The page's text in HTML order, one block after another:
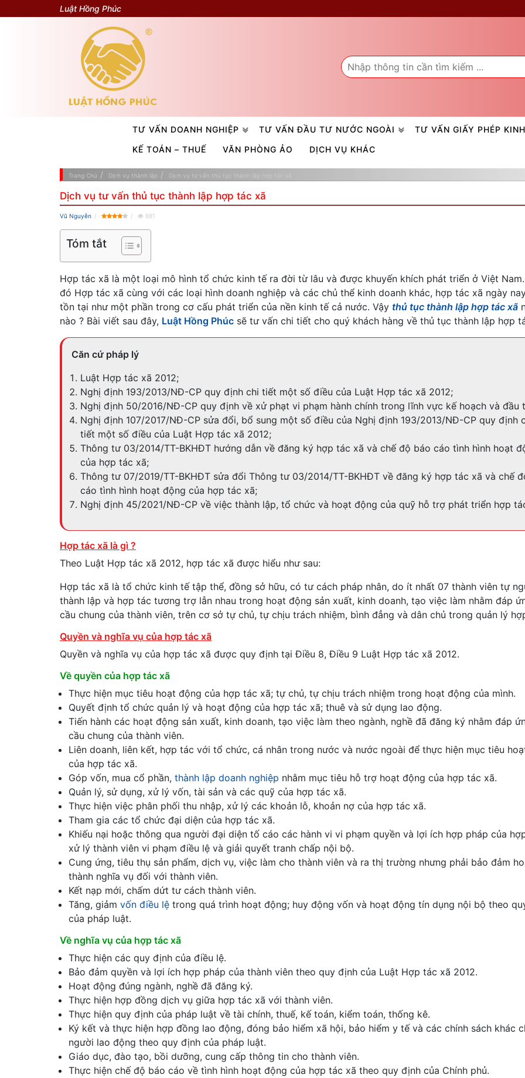
Luật Hồng Phúc
TƯ VẤN DOANH NGHIỆP TƯ VẤN ĐẦU TƯ NƯỚC NGOÀI
TƯ VẤN GIẤY PHÉP
KẾ TOÁN – THUẾ
VĂN PHÒNG ẢO DỊCH VỤ KHÁC
Trang Chủ Dịch vụ thành lập Dịch vụ tư vấn thủ tục thành lập hợp tác xã
Dịch vụ tư vấn thủ tục thành lập hợp tác xã
Vũ Nguyễn 881
Tóm tắt
Hợp tác xã là một loại mô hình tổ chức kinh tế ra đời từ lâu và được khuyến khích phát triển ở Việt
đó Hợp tác xã cùng với các loại hình doanh nghiệp và các chủ thể kinh doanh khác, hợp tác xã ngày
tồn tại như một phần trong cơ cấu phát triển của nền kinh tế cả nước. Vậy thủ tục thành lập hợp tác xã
nào ? Bài viết sau đây, Luật Hồng Phúc sẽ tư vấn chi tiết cho quý khách hàng về thủ tục thành lập hợp
Căn cứ pháp lý
Luật Hợp tác xã 2012;
Nghị định 193/2013/NĐ-CP quy định chi tiết một số điều của Luật Hợp tác xã 2012;
Nghị định 50/2016/NĐ-CP quy định về xử phạt vi phạm hành chính trong lĩnh vực kế hoạch và đầu
Nghị định 107/2017/NĐ-CP sửa đổi, bổ sung một số điều của Nghị định 193/2013/NĐ-CP quy định
tiết một số điều của Luật Hợp tác xã 2012;
Thông tư 03/2014/TT-BKHĐT hướng dẫn về đăng ký hợp tác xã và chế độ báo cáo tình hình hoạt
của hợp tác xã;
Thông tư 07/2019/TT-BKHĐT sửa đổi Thông tư 03/2014/TT-BKHĐT về đăng ký hợp tác xã và chế
cáo tình hình hoạt động của hợp tác xã;
Nghị định 45/2021/NĐ-CP về việc thành lập, tổ chức và hoạt động của quỹ hỗ trợ phát triển hợp
Hợp tác xã là gì ?
Theo Luật Hợp tác xã 2012, hợp tác xã được hiểu như sau:
Hợp tác xã là tổ chức kinh tế tập thể, đồng sở hữu, có tư cách pháp nhân, do ít nhất 07 thành viên tự
thành lập và hợp tác tương trợ lẫn nhau trong hoạt động sản xuất, kinh doanh, tạo việc làm nhằm đáp
cầu chung của thành viên, trên cơ sở tự chủ, tự chịu trách nhiệm, bình đẳng và dân chủ trong quản lý
Quyền và nghĩa vụ của hợp tác xã
Quyền và nghĩa vụ của hợp tác xã được quy định tại Điều 8, Điều 9 Luật Hợp tác xã 2012.
Về quyền của hợp tác xã
Thực hiện mục tiêu hoạt động của hợp tác xã; tự chủ, tự chịu trách nhiệm trong hoạt động của mình.
Quyết định tổ chức quản lý và hoạt động của hợp tác xã; thuê và sử dụng lao động.
Tiến hành các hoạt động sản xuất, kinh doanh, tạo việc làm theo ngành, nghề đã đăng ký nhằm đáp
cầu chung của thành viên.
Liên doanh, liên kết, hợp tác với tổ chức, cá nhân trong nước và nước ngoài để thực hiện mục tiêu
của hợp tác xã.
Góp vốn, mua cổ phần, thành lập doanh nghiệp nhằm mục tiêu hỗ trợ hoạt động của hợp tác xã.
Quản lý, sử dụng, xử lý vốn, tài sản và các quỹ của hợp tác xã.
Thực hiện việc phân phối thu nhập, xử lý các khoản lỗ, khoản nợ của hợp tác xã.
Tham gia các tổ chức đại diện của hợp tác xã.
Khiếu nại hoặc thông qua người đại diện tố cáo các hành vi vi phạm quyền và lợi ích hợp pháp của
xử lý thành viên vi phạm điều lệ và giải quyết tranh chấp nội bộ.
Cung ứng, tiêu thụ sản phẩm, dịch vụ, việc làm cho thành viên và ra thị trường nhưng phải bảo đảm
thành nghĩa vụ đối với thành viên.
Kết nạp mới, chấm dứt tư cách thành viên.
Tăng, giảm vốn điều lệ trong quá trình hoạt động; huy động vốn và hoạt động tín dụng nội bộ theo
của pháp luật.
Về nghĩa vụ của hợp tác xã
Thực hiện các quy định của điều lệ.
Bảo đảm quyền và lợi ích hợp pháp của thành viên theo quy định của Luật Hợp tác xã 2012.
Hoạt động đúng ngành, nghề đã đăng ký.
Thực hiện hợp đồng dịch vụ giữa hợp tác xã với thành viên.
Thực hiện quy định của pháp luật về tài chính, thuế, kế toán, kiểm toán, thống kê.
Ký kết và thực hiện hợp đồng lao động, đóng bảo hiểm xã hội, bảo hiểm y tế và các chính sách khác
người lao động theo quy định của pháp luật.
Giáo dục, đào tạo, bồi dưỡng, cung cấp thông tin cho thành viên.
Thực hiện chế độ báo cáo về tình hình hoạt động của hợp tác xã theo quy định của Chính phủ.